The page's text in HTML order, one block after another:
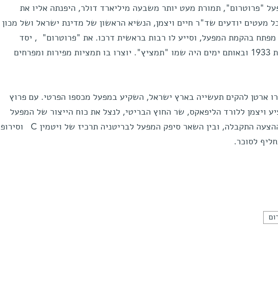
"פרוטרום", תמורת מעט יותר משבעה מיליארד דולר, היפנתה אליו את
מעטים יודעים שד"ר חיים ויצמן, הנשיא הראשון של מדינת ישראל ושל מכון
מפתח בהקמת המפעל, וסייע לו רבות בראשית דרכו. את "פרוטרום" , יסד
המהנדס יהודה ארטן בשנת 1933 ובאותם ימים היה שמו "תמציץ". יוצרו בו תמציות מפירות ומפרחים
ארטן להקים תעשייה בארץ ישראל, השקיע במפעל מכספו הפרטי. עם פרוץ
ויצמן ללורד הליפאקס, שר החוץ הבריטי, לנצל את כוח הייצור של המפעל
למען המאמץ המלחמתי. ההצעה התקבלה, ובין השאר סיפק המפעל לבריטניה תרכיז של ויטמין C וסירופ
לסוכר.